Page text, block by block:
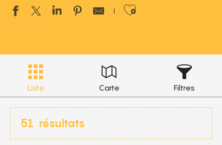
Ajouter aux
Liste Carte Filtres
51 résultats